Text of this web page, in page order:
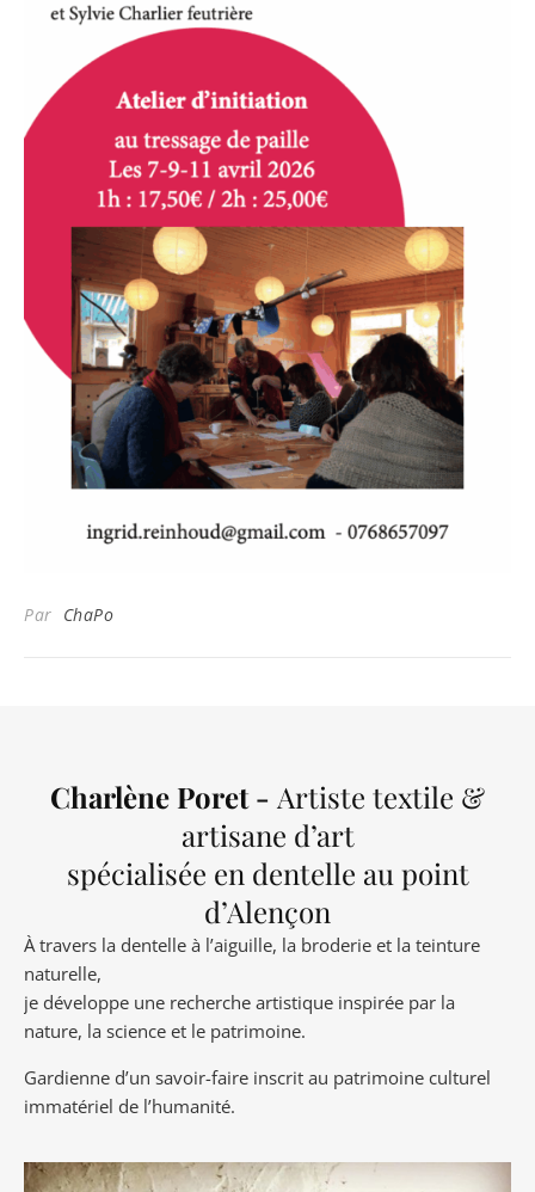
Par ChaPo
Charlène Poret - Artiste textile &
artisane d’art
spécialisée en dentelle au point
d’Alençon
À travers la dentelle à l’aiguille, la broderie et la teinture
naturelle,
je développe une recherche artistique inspirée par la
nature, la science et le patrimoine.
Gardienne d’un savoir-faire inscrit au patrimoine culturel
immatériel de l’humanité.